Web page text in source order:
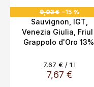
u
s
e
9,03 € –15 %
Sauvignon, IGT,
Venezia Giulia, Friuli,
Grappolo d'Oro 13%,
7,67 €
Evaluare
preţ:
7,67 € / 1 l